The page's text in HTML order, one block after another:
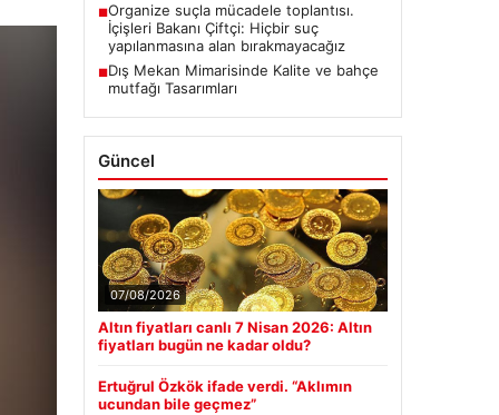
■Organize suçla mücadele toplantısı.
İçişleri Bakanı Çiftçi: Hiçbir suç
yapılanmasına alan bırakmayacağız
■Dış Mekan Mimarisinde Kalite ve bahçe
mutfağı Tasarımları
Güncel
07/08/2026
Altın fiyatları canlı 7 Nisan 2026: Altın
fiyatları bugün ne kadar oldu?
Ertuğrul Özkök ifade verdi. “Aklımın
ucundan bile geçmez”